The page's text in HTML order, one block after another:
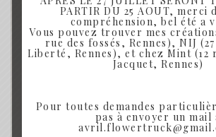
PARTIR DU 25 AOUT, merci
compréhension, bel été a
Vous pouvez trouver mes
rue des fossés, Rennes), NIJ
Liberté, Rennes), et chez Mint (12
Jacquet, Rennes)
Pour toutes demandes
pas à envoyer un mail